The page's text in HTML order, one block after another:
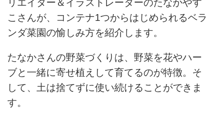
リエイター＆イラストレーターのたなかやす
こさんが、コンテナ1つからはじめられるベラ
ンダ菜園の愉しみ方を紹介します。
たなかさんの野菜づくりは、野菜を花やハー
ブと一緒に寄せ植えして育てるのが特徴。そ
して、土は捨てずに使い続けることができま
す。